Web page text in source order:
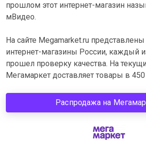
прошлом этот интернет-магазин
мВидео.
На сайте Megamarket.ru
интернет-магазины России, каждый
прошел проверку качества. На
Мегамаркет доставляет товары в
Распродажа на